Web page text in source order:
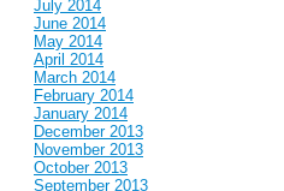
July 2014
June 2014
May 2014
April 2014
March 2014
February 2014
January 2014
December 2013
November 2013
October 2013
September 2013